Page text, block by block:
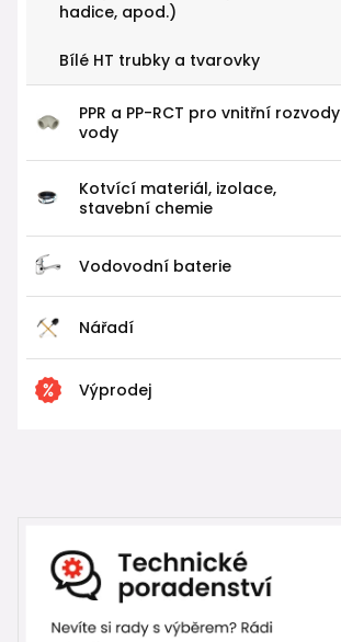
hadice, apod.)
Bílé HT trubky a tvarovky
PPR a PP-RCT pro vnitřní rozvody
vody
Kotvící materiál, izolace,
stavební chemie
Vodovodní baterie
Nářadí
Výprodej